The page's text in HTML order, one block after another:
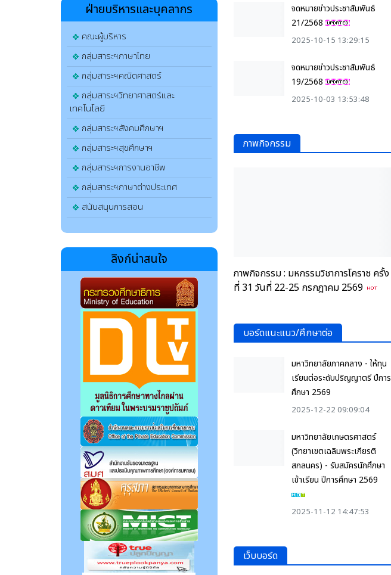
ฝ่ายบริหารและบุคลากร
คณะผู้บริหาร
กลุ่มสาระฯภาษาไทย
กลุ่มสาระฯคณิตศาสตร์
กลุ่มสาระฯวิทยาศาสตร์และ
เทคโนโลยี
กลุ่มสาระฯสังคมศึกษาฯ
กลุ่มสาระฯสุขศึกษาฯ
กลุ่มสาระฯการงานอาชีพ
กลุ่มสาระฯภาษาต่างประเทศ
สนับสนุนการสอน
ลิงก์น่าสนใจ
จดหมายข่าวประชาสัมพันธ์
21/2568
2025-10-15 13:29:15
จดหมายข่าวประชาสัมพันธ์
19/2568
2025-10-03 13:53:48
ภาพกิจกรรม
ภาพกิจกรรม : มหกรรมวิชาการโคราช ครั้ง
ที่ 31 วันที่ 22-25 กรกฎาคม 2569
บอร์ดแนะแนว/ศึกษาต่อ
มหาวิทยาลัยภาคกลาง - ให้ทุน
เรียนต่อระดับปริญญาตรี ปีการ
ศึกษา 2569
2025-12-22 09:09:04
มหาวิทยาลัยเกษตรศาสตร์
(วิทยาเขตเฉลิมพระเกียรติ
สกลนคร) - รับสมัครนักศึกษา
เข้าเรียน ปีการศึกษา 2569
2025-11-12 14:47:53
เว็บบอร์ด